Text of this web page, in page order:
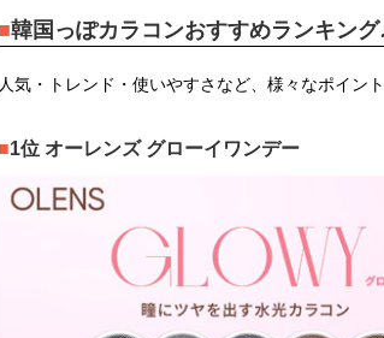
詳細をCHECK
韓国っぽカラコンおすすめランキング
人気・トレンド・使いやすさなど、様々なポイ
1位 オーレンズ グローイワンデー